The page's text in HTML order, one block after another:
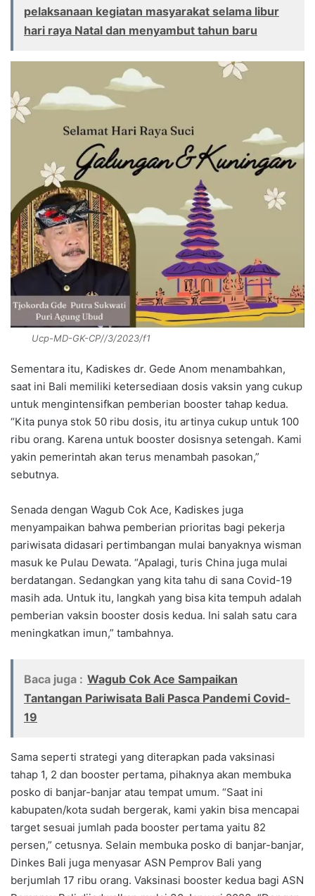
pelaksanaan kegiatan masyarakat selama libur
hari raya Natal dan menyambut tahun baru
Ucp-MD-GK-CP//3/2023/f1
Sementara itu, Kadiskes dr. Gede Anom menambahkan,
saat ini Bali memiliki ketersediaan dosis vaksin yang cukup
untuk mengintensifkan pemberian booster tahap kedua.
“Kita punya stok 50 ribu dosis, itu artinya cukup untuk 100
ribu orang. Karena untuk booster dosisnya setengah. Kami
yakin pemerintah akan terus menambah pasokan,”
sebutnya.
Senada dengan Wagub Cok Ace, Kadiskes juga
menyampaikan bahwa pemberian prioritas bagi pekerja
pariwisata didasari pertimbangan mulai banyaknya wisman
masuk ke Pulau Dewata. “Apalagi, turis China juga mulai
berdatangan. Sedangkan yang kita tahu di sana Covid-19
masih ada. Untuk itu, langkah yang bisa kita tempuh adalah
pemberian vaksin booster dosis kedua. Ini salah satu cara
meningkatkan imun,” tambahnya.
Baca juga : Wagub Cok Ace Sampaikan
Tantangan Pariwisata Bali Pasca Pandemi Covid-
19
Sama seperti strategi yang diterapkan pada vaksinasi
tahap 1, 2 dan booster pertama, pihaknya akan membuka
posko di banjar-banjar atau tempat umum. “Saat ini
kabupaten/kota sudah bergerak, kami yakin bisa mencapai
target sesuai jumlah pada booster pertama yaitu 82
persen,” cetusnya. Selain membuka posko di banjar-banjar,
Dinkes Bali juga menyasar ASN Pemprov Bali yang
berjumlah 17 ribu orang. Vaksinasi booster kedua bagi ASN